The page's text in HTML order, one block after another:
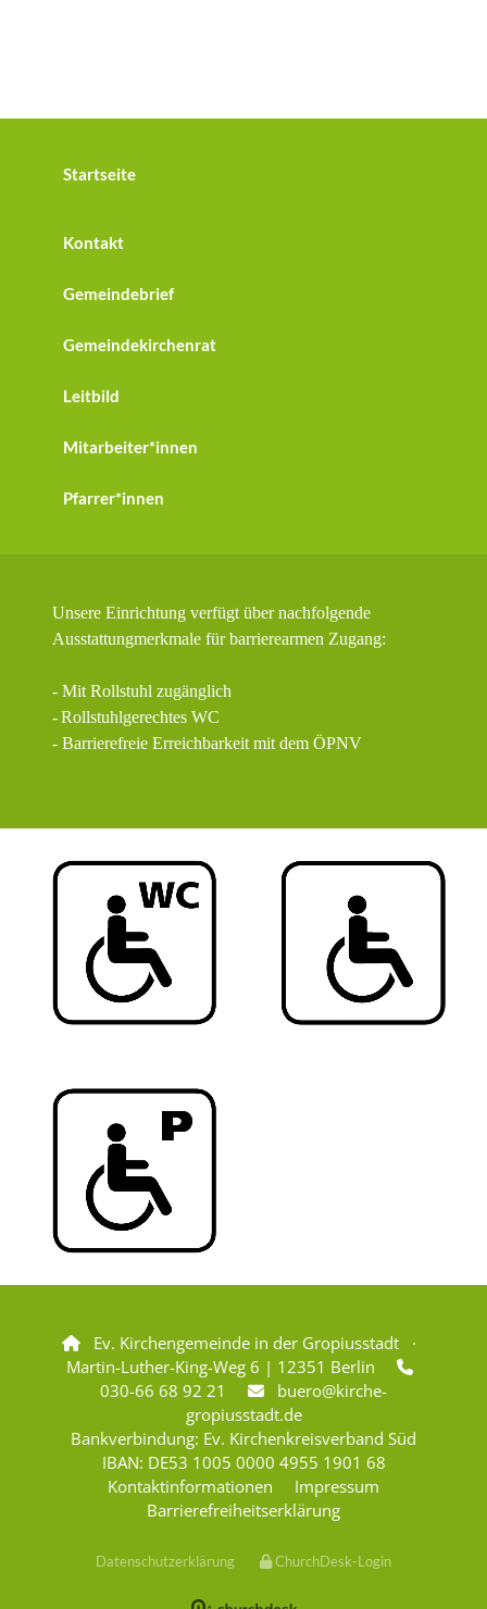
Startseite
Kontakt
Gemeindebrief
Gemeindekirchenrat
Leitbild
Mitarbeiter*innen
Pfarrer*innen
Unsere Einrichtung verfügt über nachfolgende
Ausstattungmerkmale für barrierearmen Zugang:
- Mit Rollstuhl zugänglich
-Rollstuhlgerechtes WC
- Barrierefreie Erreichbarkeit mit dem ÖPNV

Ev. Kirchengemeinde in der Gropiusstadt ·
Martin-Luther-King-Weg 6 | 12351 Berlin

030-66 68 92 21 
buero@kirche-
gropiusstadt.de
Bankverbindung: Ev. Kirchenkreisverband Süd
IBAN: DE53 1005 0000 4955 1901 68
Kontaktinformationen
Impressum
Barrierefreiheitserklärung
Datenschutzerklärung ChurchDesk-Login